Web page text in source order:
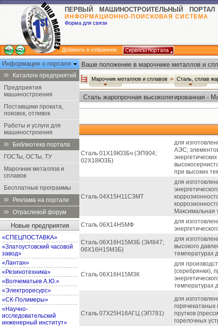
ПЕРВЫЙ МАШИНОСТРОИТЕЛЬНЫЙ ПОРТАЛ
ИНФОРМАЦИОННО-ПОИСКОВАЯ СИСТЕМА
Форма для связи
Добавить в избранное
Информация о портале
Каталоги предприятий
Предприятия
машиностроения
Поставщики проката,
поковок, отливок
Работы и услуги для
машиностроения
Библиотека портала
ГОСТы, ОСТы, ТУ
Марочник металлов и
сплавов
Бесплатные программы
Реклама на портале
Отраслевой форум
Новые предприятия
«СПЕЦПОСТАВКА»
«Златоустовский часовой
завод»
«Лантан»
«Резинотехника»
«Волчематьев А.Ю.»
«Электроресурс»
«СК-Полимеры»
«Научно-
исследовательский
инженерный институт»
Ваше положение в марочнике металлов и
Марочник металлов и сплавов Сталь, сплав
Сталь жаропрочная высоколегированная -
Сталь 01Х19Ю3Бч (ЭП904;
02Х18Ю3Б)
для
АЭС;
при высоких
Сталь 04Х15Н11С3МТ
для
Максимальная
Сталь 06Х14Н5МФ
для
Сталь 06Х16Н15М3Б (ЭИ847;
06Х16Н15М3Б)
для
высокого
температурах
Сталь 06Х16Н15М3К
для
(серебрянки),
температурах
Сталь 07Х25Н16АГЦ (ЭП781)
для
прутков
горелочных